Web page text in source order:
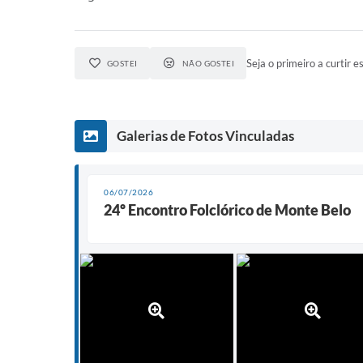
GOSTEI NÃO GOSTEI Seja o primeiro a curtir
Galerias de Fotos Vinculadas
06/07/2026
24º Encontro Folclórico de Monte Belo